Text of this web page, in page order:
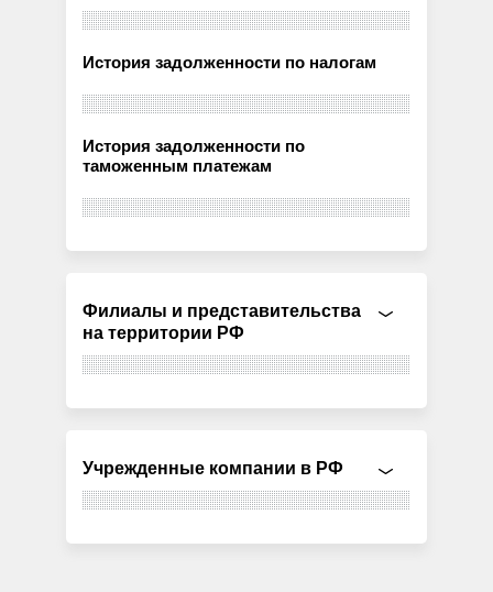
История задолженности по налогам
История задолженности по
таможенным платежам
Филиалы и представительства
на территории РФ
Учрежденные компании в РФ